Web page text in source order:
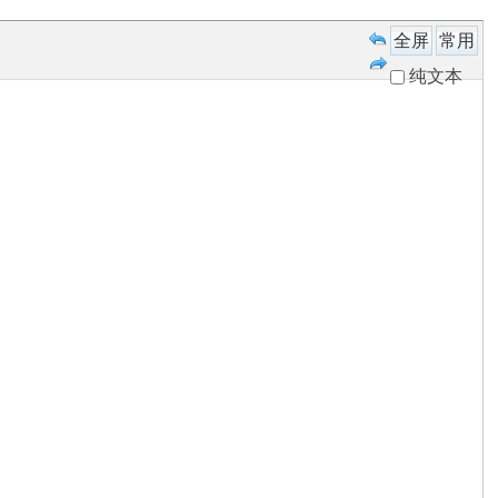
全屏 常用
纯文本